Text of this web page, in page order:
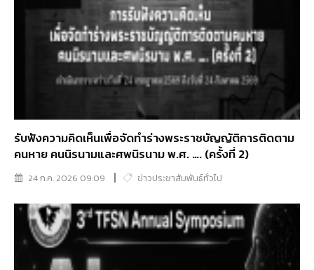
รับฟังความคิดเห็นเพื่อจัดทำร่างพระราชบัญญัติการติดตาม
คนหาย คนนิรนามและศพนิรนาม พ.ศ. …. (ครั้งที่ 2)
24 ก.ค. 2026 09:09 ข่าวประชาสัมพันธ์ทั่วไป